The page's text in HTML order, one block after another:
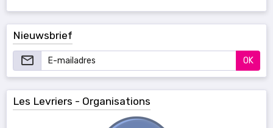
Nieuwsbrief
OK
Les Levriers - Organisations